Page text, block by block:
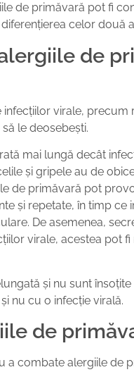
de primăvară pot fi
celor două
de
virale, precum
le deosebești.
mai lungă decât
și gripele au de
de primăvară pot
și repetate, în timp ce
De asemenea,
virale, acestea pot
și nu sunt
nu cu o infecție virală.
de
a combate alergiile de